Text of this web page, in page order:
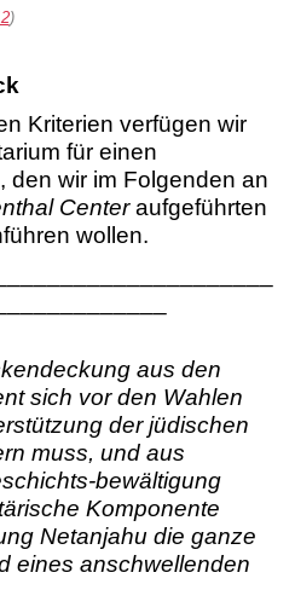
)
Kriterien verfügen wir
für einen
den wir im Folgenden an
Centeraufgeführten
wollen.
aus den
sich vor den Wahlen
der jüdischen
muss, und aus
bewältigung
Komponente
Netanjahu die ganze
eines anschwellenden